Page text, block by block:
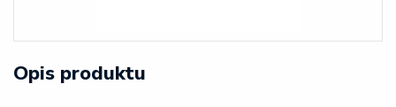
Opis produktu